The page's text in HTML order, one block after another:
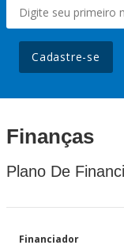
Cadastre-se
Finanças
Plano De
Financiador